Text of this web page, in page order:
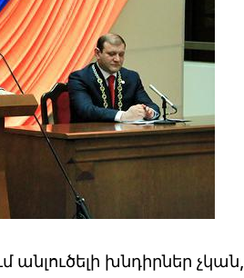
խնդիրներ չկան,